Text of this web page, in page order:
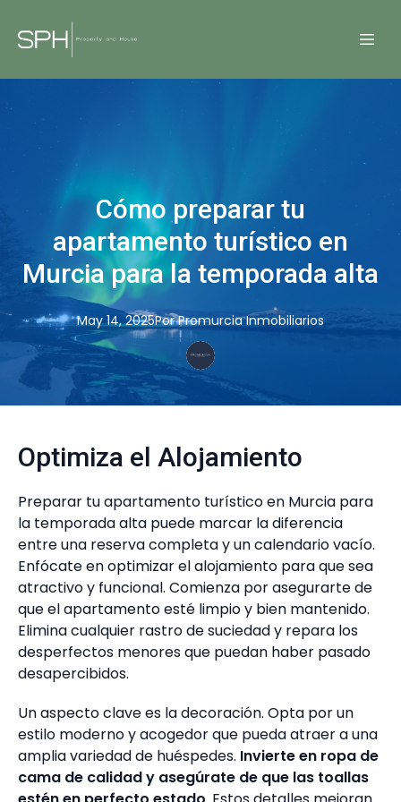
Cómo preparar tu
apartamento turístico en
Murcia para la temporada alta
May 14, 2025Por Promurcia Inmobiliarios
Optimiza el Alojamiento
Preparar tu apartamento turístico en Murcia para
la temporada alta puede marcar la diferencia
entre una reserva completa y un calendario vacío.
Enfócate en optimizar el alojamiento para que sea
atractivo y funcional. Comienza por asegurarte de
que el apartamento esté limpio y bien mantenido.
Elimina cualquier rastro de suciedad y repara los
desperfectos menores que puedan haber pasado
desapercibidos.
Un aspecto clave es la decoración. Opta por un
estilo moderno y acogedor que pueda atraer a una
amplia variedad de huéspedes. Invierte en ropa de
cama de calidad y asegúrate de que las toallas